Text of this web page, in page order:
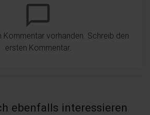
chat_bubble_outline
Kommentar vorhanden. Schreib den
ersten Kommentar.
ebenfalls interessieren